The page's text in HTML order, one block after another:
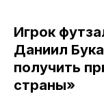
Игрок
Даниил
получить
страны»